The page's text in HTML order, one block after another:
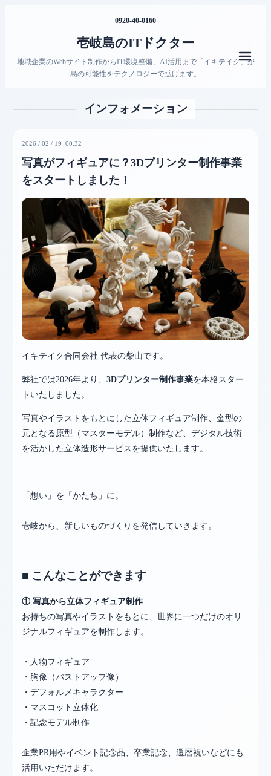
0920-40-0160
壱岐島のITドクター
地域企業のWebサイト制作からIT環境整備、AI活用まで「イキテイク」が
島の可能性をテクノロジーで拡げます。
インフォメーション
2026 /02 / 19 00:32
写真がフィギュアに？3Dプリンター制作事業
をスタートしました！
イキテイク合同会社 代表の柴山です。
弊社では2026年より、3Dプリンター制作事業を本格スター
トいたしました。
写真やイラストをもとにした立体フィギュア制作、金型の
元となる原型（マスターモデル）制作など、デジタル技術
を活かした立体造形サービスを提供いたします。
「想い」を「かたち」に。
壱岐から、新しいものづくりを発信していきます。
■ こんなことができます
① 写真から立体フィギュア制作
お持ちの写真やイラストをもとに、世界に一つだけのオリ
ジナルフィギュアを制作します。
・人物フィギュア
・胸像（バストアップ像）
・デフォルメキャラクター
・マスコット立体化
・記念モデル制作
企業PR用やイベント記念品、卒業記念、還暦祝いなどにも
活用いただけます。